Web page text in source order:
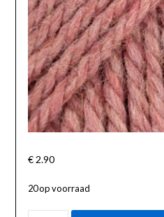
€2.90
20 op voorraad